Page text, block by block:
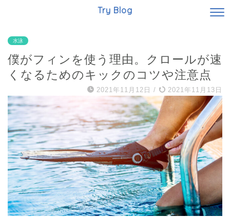
Try Blog
水泳
僕がフィンを使う理由。クロールが速
くなるためのキックのコツや注意点
2021年11月12日 / 2021年11月13日